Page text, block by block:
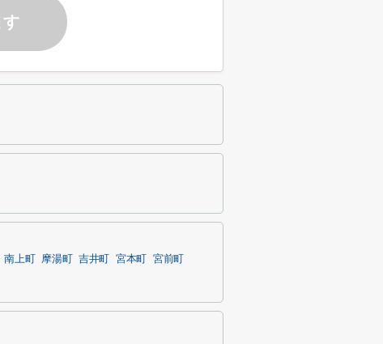
南上町 摩湯町 吉井町 宮本町
宮前町